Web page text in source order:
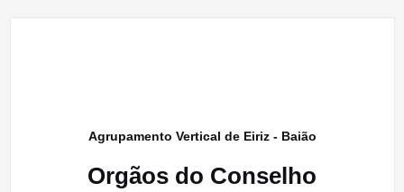
Agrupamento Vertical de Eiriz - Baião
Orgãos do Conselho